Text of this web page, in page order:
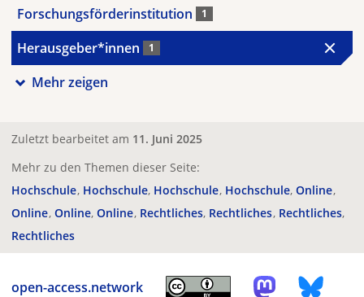
Forschungsförderinstitution 1
Herausgeber*innen 1
Mehr zeigen
Zuletzt bearbeitet am 11. Juni 2025
Mehr zu den Themen dieser Seite:
Hochschule Hochschule Hochschule Hochschule Online
Online Online Online Rechtliches Rechtliches Rechtliches
Rechtliches
open-access.network